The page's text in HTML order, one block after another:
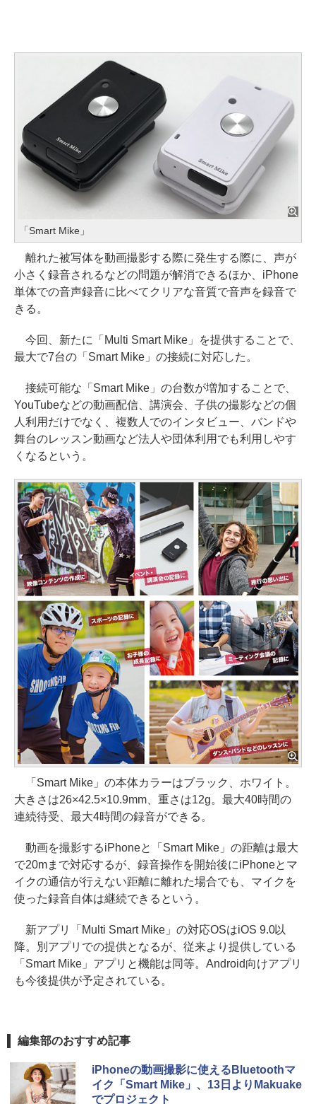
「Smart Mike」
離れた被写体を動画撮影する際に発生する際に、声が
小さく録音されるなどの問題が解消できるほか、iPhone
単体での音声録音に比べてクリアな音質で音声を録音で
きる。
今回、新たに「Multi Smart Mike」を提供することで、
最大で7台の「Smart Mike」の接続に対応した。
接続可能な「Smart Mike」の台数が増加することで、
YouTubeなどの動画配信、講演会、子供の撮影などの個
人利用だけでなく、複数人でのインタビュー、バンドや
舞台のレッスン動画など法人や団体利用でも利用しやす
くなるという。
「Smart Mike」の本体カラーはブラック、ホワイト。
大きさは26×42.5×10.9mm、重さは12g。最大40時間の
連続待受、最大4時間の録音ができる。
動画を撮影するiPhoneと「Smart Mike」の距離は最大
で20mまで対応するが、録音操作を開始後にiPhoneとマ
イクの通信が行えない距離に離れた場合でも、マイクを
使った録音自体は継続できるという。
新アプリ「Multi Smart Mike」の対応OSはiOS 9.0以
降。別アプリでの提供となるが、従来より提供している
「Smart Mike」アプリと機能は同等。Android向けアプリ
も今後提供が予定されている。
編集部のおすすめ記事
iPhoneの動画撮影に使えるBluetoothマ
イク「Smart Mike」、13日よりMakuake
でプロジェクト